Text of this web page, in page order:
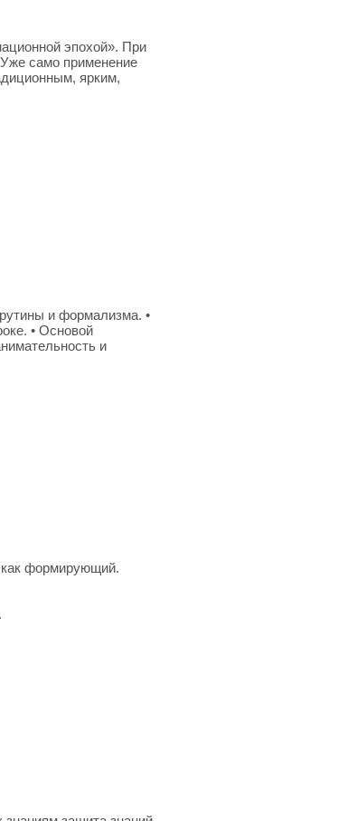
эпохой». При
само применение
ярким,
и формализма. •
• Основой
и
как формирующий.